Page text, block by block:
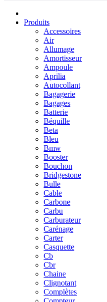
Produits
Accessoires
Air
Allumage
Amortisseur
Ampoule
Aprilia
Autocollant
Bagagerie
Bagages
Batterie
Béquille
Beta
Bleu
Bmw
Booster
Bouchon
Bridgestone
Bulle
Cable
Carbone
Carbu
Carburateur
Carénage
Carter
Casquette
Cb
Cbr
Chaine
Clignotant
Complètes